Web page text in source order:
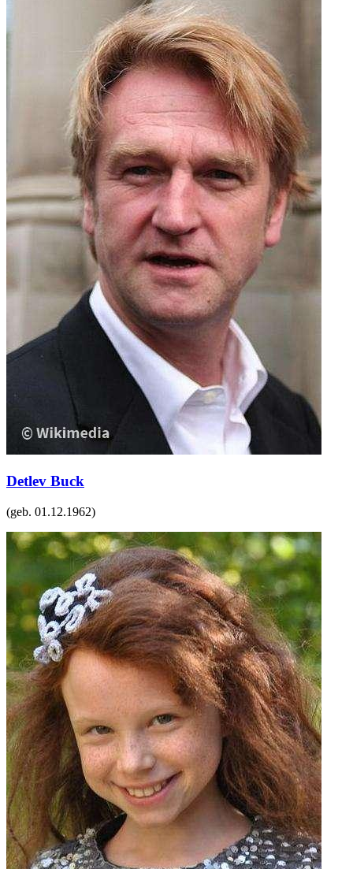
Detlev Buck
(geb. 01.12.1962)